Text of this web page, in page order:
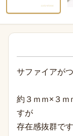
サファイアが
約３ｍｍ×３ｍ
すが
存在感抜群です